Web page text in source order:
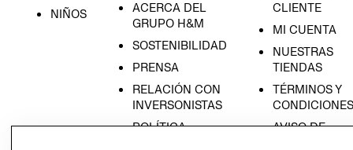
NIÑOS
ACERCA DEL
GRUPO H&M
SOSTENIBILIDAD
PRENSA
RELACIÓN CON
INVERSONISTAS
POLÍTICA
CLIENTE
MI CUENTA
NUESTRAS
TIENDAS
TÉRMINOS Y
CONDICIONES
AVISO DE